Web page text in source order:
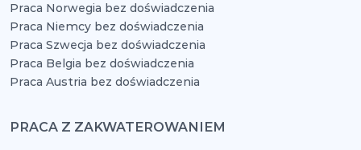
Praca Norwegia bez doświadczenia
Praca Niemcy bez doświadczenia
Praca Szwecja bez doświadczenia
Praca Belgia bez doświadczenia
Praca Austria bez doświadczenia
PRACA Z ZAKWATEROWANIEM